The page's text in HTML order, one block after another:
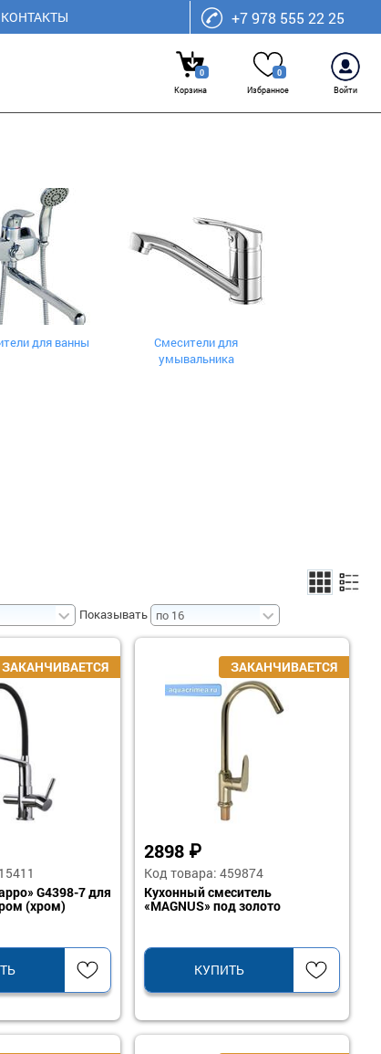
КОНТАКТЫ +7 978 555 22 25
0
Корзина
0
Избранное
Войти
для ванны
Смесители для
умывальника
Показывать
G4398-7 для
(хром)
2898 ₽
Код товара: 459874
Кухонный смеситель
«MAGNUS» под золото
КУПИТЬ